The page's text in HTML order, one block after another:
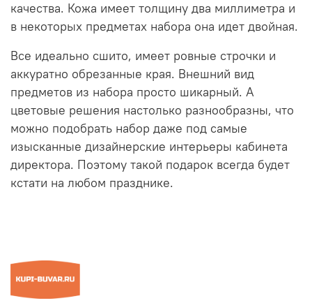
качества. Кожа имеет толщину два миллиметра и
в некоторых предметах набора она идет двойная.
Все идеально сшито, имеет ровные строчки и
аккуратно обрезанные края. Внешний вид
предметов из набора просто шикарный. А
цветовые решения настолько разнообразны, что
можно подобрать набор даже под самые
изысканные дизайнерские интерьеры кабинета
директора. Поэтому такой подарок всегда будет
кстати на любом празднике.